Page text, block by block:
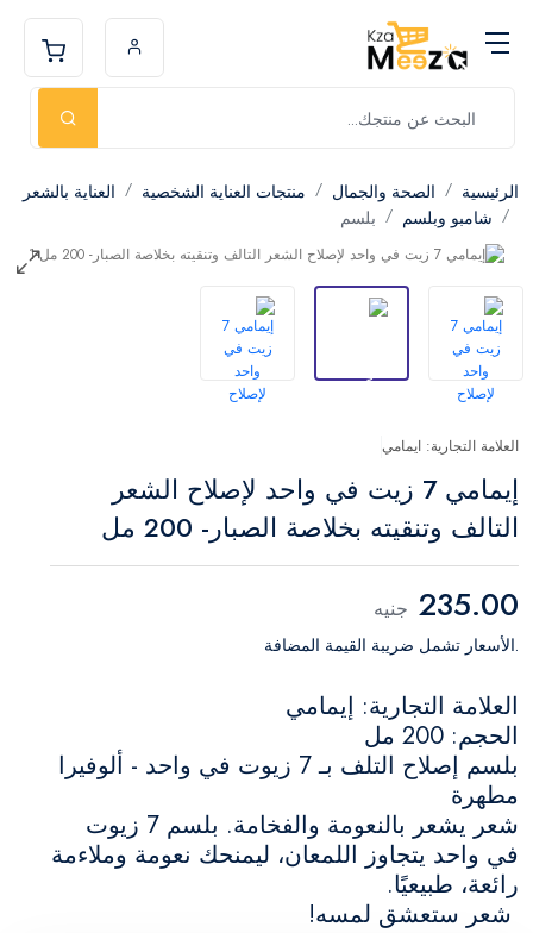
الرئيسية الصحة والجمال منتجات العناية الشخصية
العناية بالشعر
شامبو وبلسم
بلسم
العلامة التجارية: ايمامي
إيمامي 7 زيت في واحد لإصلاح الشعر
التالف وتنقيته بخلاصة الصبار- 200 مل
235.00 جنيه
.الأسعار تشمل ضريبة القيمة المضافة
العلامة التجارية: إيمامي
الحجم: 200 مل
بلسم إصلاح التلف بـ 7 زيوت في واحد - ألوفيرا
مطهرة
شعر يشعر بالنعومة والفخامة. بلسم 7 زيوت
في واحد يتجاوز اللمعان، ليمنحك نعومة وملاءمة
رائعة، طبيعيًا.
شعر ستعشق لمسه!